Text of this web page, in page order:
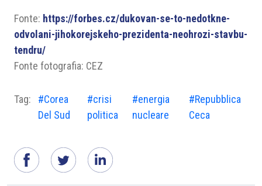
Fonte: https://forbes.cz/dukovan-se-to-nedotkne-
odvolani-jihokorejskeho-prezidenta-neohrozi-stavbu-
tendru/
Fonte fotografia: CEZ
Tag:
#Corea
Del Sud
#crisi
politica
#energia
nucleare
#Repubblica
Ceca